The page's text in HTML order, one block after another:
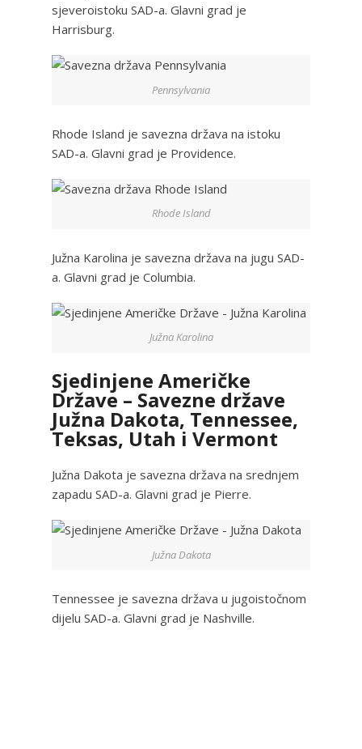
sjeveroistoku SAD-a. Glavni grad je
Harrisburg.
Pennsylvania
Rhode Island je savezna država na istoku
SAD-a. Glavni grad je Providence.
Rhode Island
Južna Karolina je savezna država na jugu SAD-
a. Glavni grad je Columbia.
Južna Karolina
Sjedinjene Američke
Države – Savezne države
Južna Dakota, Tennessee,
Teksas, Utah i Vermont
Južna Dakota je savezna država na srednjem
zapadu SAD-a. Glavni grad je Pierre.
Južna Dakota
Tennessee je savezna država u jugoistočnom
dijelu SAD-a. Glavni grad je Nashville.